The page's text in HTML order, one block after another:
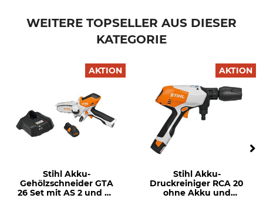
Akkusystem
Modellbezeichnung
ALLPRO AP 100.0 P
Max. Spannung
40 V
Batterietyp
Li-Ion-Akku
Hersteller-Artikel-Nr.
Gewicht
WEITERE TOPSELLER AUS DIESER
KATEGORIE
AKTION
Stihl Akku-
Gehölzschneider GTA
26 Set mit AS 2 und AL
AKTION
Stihl Akku-
Druckreiniger RCA 20
ohne Akku und